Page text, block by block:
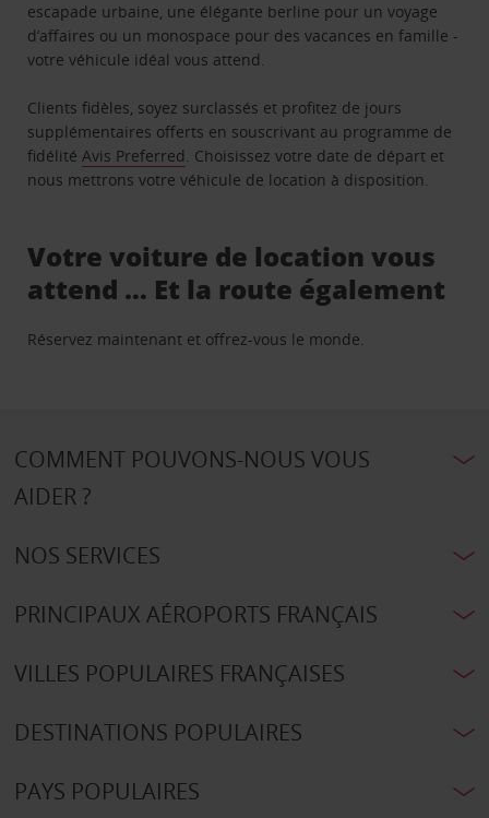
escapade urbaine, une élégante berline pour un voyage
d’affaires ou un monospace pour des vacances en famille -
votre véhicule idéal vous attend.
Clients fidèles, soyez surclassés et profitez de jours
supplémentaires offerts en souscrivant au programme de
fidélitéAvis Preferred. Choisissez votre date de départ et
nous mettrons votre véhicule de location à disposition.
Votre voiture de location vous
attend … Et la route également
Réservez maintenant et offrez-vous le monde.
COMMENT POUVONS-NOUS VOUS
AIDER ?
NOS SERVICES
PRINCIPAUX AÉROPORTS FRANÇAIS
VILLES POPULAIRES FRANÇAISES
DESTINATIONS POPULAIRES
PAYS POPULAIRES